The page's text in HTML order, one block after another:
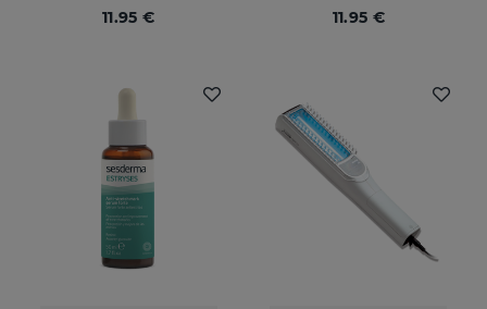
11.95 € 11.95 €